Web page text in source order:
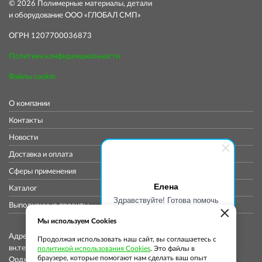
Елена
Здравствуйте! Готова помочь
© 2026 Полимерные материалы, детали
и оборудование ООО «ГЛОБАЛ СМП»
ОГРН 1207700036873
Политика конфиденциальности
Файлы cookie
О компании
Контакты
Новости
Доставка и оплата
Сферы применения
Каталог
Выполненные проекты
Адрес коммерческого отдела: 115419, Город Москва,
вн.тер.г. муниципальный округ Донской, ул
Орджоникидзе, д. 11, стр. 11, помещ. 12/5
×
Мы используем Cookies
Продолжая использовать наш сайт, вы соглашаетесь с
политикой использования Cookies. Это файлы в
браузере, которые помогают нам сделать ваш опыт